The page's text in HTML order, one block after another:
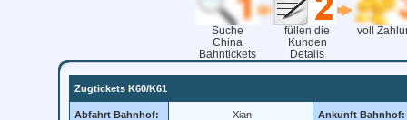
Suche
China
Bahntickets
füllen die
Kunden
Details
voll
Zugtickets K60/K61
Abfahrt Bahnhof: Xian Ankunft Bahnhof: